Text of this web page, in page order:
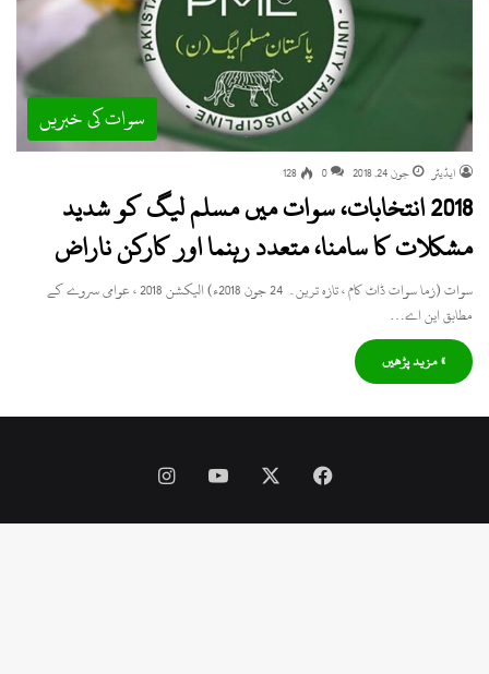
سوات کی خبریں
ایڈیٹر جون 24, 2018 0
128
2018 انتخابات، سوات میں مسلم لیگ کو شدید
مشکلات کا سامنا، متعدد رہنما اور کارکن ناراض
سوات (زما سوات ڈاٹ کام ، تازہ ترین۔ 24 جون 2018ء) الیکشن 2018 ، عوامی سروے کے
مطابق این اے…
» مزید پڑھیں
Facebook
YouTube